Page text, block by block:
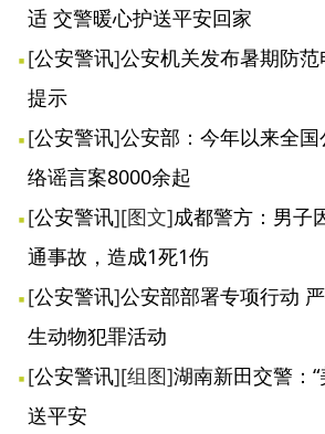
适 交警暖心护送平安回家
[公安警讯]公安机关发布暑期防
提示
[公安警讯]公安部：今年以来全
络谣言案8000余起
[公安警讯][图文]成都警方：男子
通事故，造成1死1伤
[公安警讯]公安部部署专项行动
生动物犯罪活动
[公安警讯][组图]湖南新田交警：
送平安